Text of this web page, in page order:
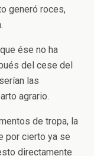
generó roces,
ése no ha
del cese del
las
agrario.
de tropa, la
por cierto ya se
directamente